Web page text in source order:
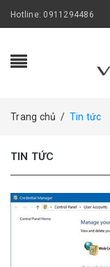
Hotline: 0911294486
Trang chủ / Tin tức
TIN TỨC